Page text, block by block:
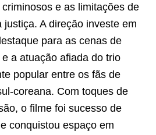
e as limitações de
A direção investe em
para as cenas de
a atuação afiada do trio
popular entre os fãs de
coreana. Com toques de
o filme foi sucesso de
conquistou espaço em